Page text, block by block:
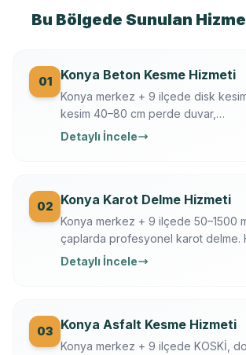
Bu Bölgede Sunulan
01 Konya Beton Kesme Hizmeti
Konya merkez + 9 ilçede disk
kesim 40–80 cm perde duvar,
döşeme/temel/zemin kesimi. Hilti +
Detaylı İncele
02 Konya Karot Delme Hizmeti
Konya merkez + 9 ilçede 50–1500
çaplarda profesyonel karot delme.
250/350, Ferroscan donatı tarama,
Detaylı İncele
03 Konya Asfalt Kesme Hizmeti
Konya merkez + 9 ilçede KOSKİ,